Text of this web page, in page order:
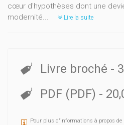
cœur d'hypothèses dont une
modernité...
Lire la suite
Livre broché -
PDF (PDF) -
Pour plus d'informations à propos